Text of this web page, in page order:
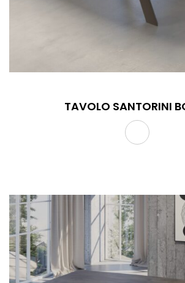
TAVOLO SANTORINI